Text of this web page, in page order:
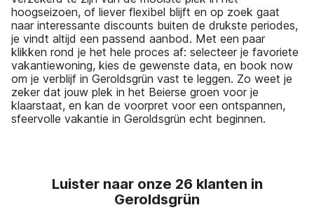
hoogseizoen, of liever flexibel blijft en op zoek gaat
naar interessante discounts buiten de drukste periodes,
je vindt altijd een passend aanbod. Met een paar
klikken rond je het hele proces af: selecteer je favoriete
vakantiewoning, kies de gewenste data, en book now
om je verblijf in Geroldsgrün vast te leggen. Zo weet je
zeker dat jouw plek in het Beierse groen voor je
klaarstaat, en kan de voorpret voor een ontspannen,
sfeervolle vakantie in Geroldsgrün echt beginnen.
Luister naar onze 26 klanten in
Geroldsgrün